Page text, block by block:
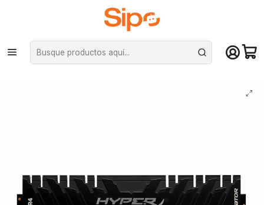
¡Compra hasta mediodía y recibe hoy! De lunes a sábado en el gran
Santiago. Envío gratis desde $29.990
Inicio Componentes PC Ram DDR4 Pc Escritorio
Memoria RAM Hyperx Predator, HX432C16PB3/8 - (8GB, 3200, DDR4) PC